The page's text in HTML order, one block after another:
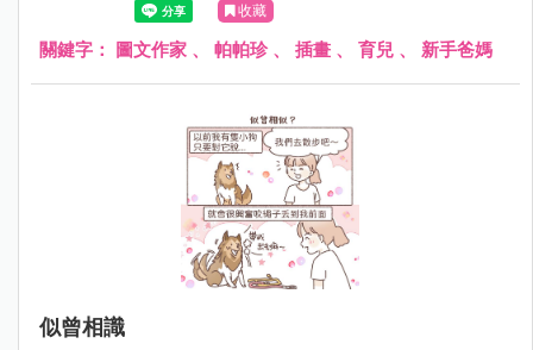
收藏
關鍵字： 圖文作家 、 帕帕珍、 插畫 、 育兒 、 新手爸媽
似曾相識